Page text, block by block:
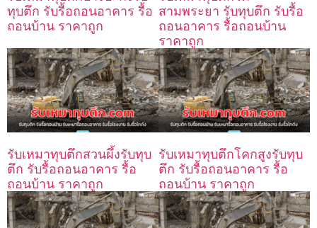
ทุบตึก รับรื้อถอนอาคาร รื้อ
ถอนบ้าน ราคาถูก
สามพระยา รับทุบตึก รับรื้อ
ถอนอาคาร รื้อถอนบ้าน
ราคาถูก
รับเหมาทุบตึกสวนผึ้งรับทุบ
ตึก รับรื้อถอนอาคาร รื้อ
ถอนบ้าน ราคาถูก
รับเหมาทุบตึกโคกสูงรับทุบ
ตึก รับรื้อถอนอาคาร รื้อ
ถอนบ้าน ราคาถูก